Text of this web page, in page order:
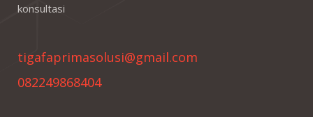
konsultasi
tigafaprimasolusi@gmail.com
082249868404